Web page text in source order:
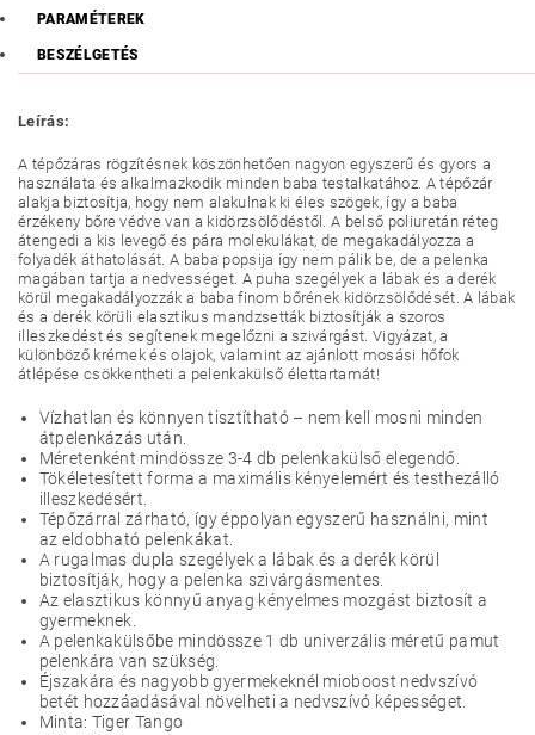
PARAMÉTEREK
BESZÉLGETÉS
Leírás:
A tépőzáras rögzítésnek köszönhetően nagyon egyszerű és gyors a
használata és alkalmazkodik minden baba testalkatához. A tépőzár
alakja biztosítja, hogy nem alakulnak ki éles szögek, így a baba
érzékeny bőre védve van a kidörzsölődéstől. A belső poliuretán réteg
átengedi a kis levegő és pára molekulákat, de megakadályozza a
folyadék áthatolását. A baba popsija így nem pálik be, de a pelenka
magában tartja a nedvességet. A puha szegélyek a lábak és a derék
körül megakadályozzák a baba finom bőrének kidörzsölődését. A lábak
és a derék körüli elasztikus mandzsetták biztosítják a szoros
illeszkedést és segítenek megelőzni a szivárgást. Vigyázat, a
különböző krémek és olajok, valamint az ajánlott mosási hőfok
átlépése csökkentheti a pelenkakülső élettartamát!
Vízhatlan és könnyen tisztítható – nem kell mosni minden
átpelenkázás után.
Méretenként mindössze 3-4 db pelenkakülső elegendő.
Tökéletesített forma a maximális kényelemért és testhezálló
illeszkedésért.
Tépőzárral zárható, így éppolyan egyszerű használni, mint
az eldobható pelenkákat.
A rugalmas dupla szegélyek a lábak és a derék körül
biztosítják, hogy a pelenka szivárgásmentes.
Az elasztikus könnyű anyag kényelmes mozgást biztosít a
gyermeknek.
A pelenkakülsőbe mindössze 1 db univerzális méretű pamut
pelenkára van szükség.
Éjszakára és nagyobb gyermekeknél mioboost nedvszívó
betét hozzáadásával növelheti a nedvszívó képességet.
Minta: Tiger Tango